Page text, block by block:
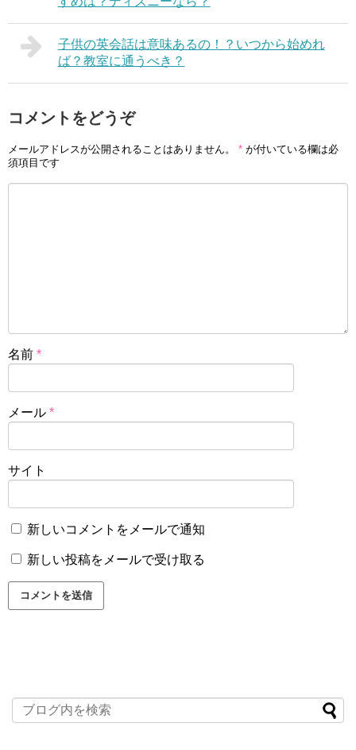
子供の英会話は意味あるの！？いつから始めれ
ば？教室に通うべき？
コメントをどうぞ
メールアドレスが公開されることはありません。 * が付いている欄は必
須項目です
名前 *
メール *
サイト
新しいコメントをメールで通知
新しい投稿をメールで受け取る